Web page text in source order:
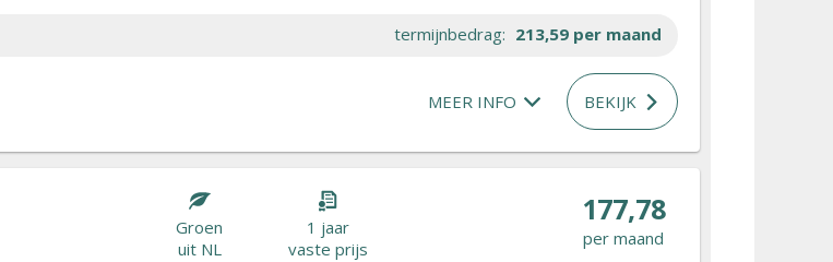
termijnbedrag: 213,59 per maand
MEER INFO BEKIJK
Groen
uit NL
1 jaar
vaste prijs
177,78
per maand